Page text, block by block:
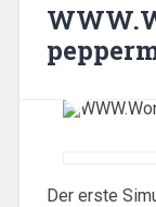
Der erste